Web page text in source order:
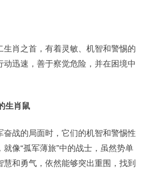
生肖之首，有着灵敏、机智和警惕的
动迅速，善于察觉危险，并在困境中
生肖鼠
奋战的局面时，它们的机智和警惕性
就像“孤军薄旅”中的战士，虽然势单
慧和勇气，依然能够突出重围，找到